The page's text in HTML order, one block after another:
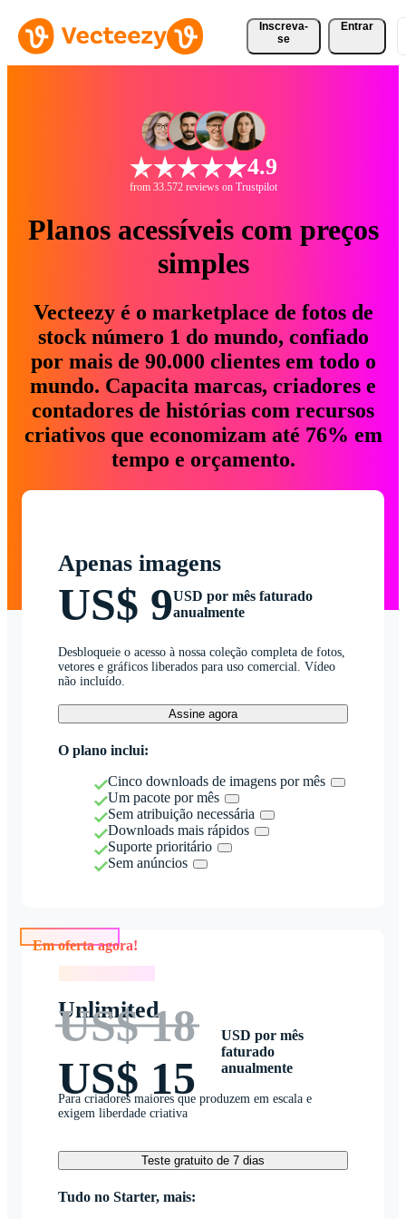
Inscreva-
se
Entrar
4.9
from 33.572 reviews on Trustpilot
Planos acessíveis com preços
simples
Vecteezy é o marketplace de fotos de
stock número 1 do mundo, confiado
por mais de 90.000 clientes em todo o
mundo. Capacita marcas, criadores e
contadores de histórias com recursos
criativos que economizam até 76% em
tempo e orçamento.
Apenas imagens
US$ 9USD por mês faturado
anualmente
Desbloqueie o acesso à nossa coleção completa de fotos,
vetores e gráficos liberados para uso comercial. Vídeo
não incluído.
Assine agora
O plano inclui:
Cinco downloads de imagens por mês
Um pacote por mês
Sem atribuição necessária
Downloads mais rápidos
Suporte prioritário
Sem anúncios
Unlimited
US$ 18
US$ 15
USD por mês
faturado
anualmente
Para criadores maiores que produzem em escala e
exigem liberdade criativa
Teste gratuito de 7 dias
Tudo no Starter, mais: